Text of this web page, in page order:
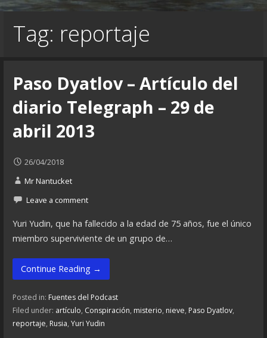
Tag: reportaje
Paso Dyatlov – Artículo del
diario Telegraph – 29 de
abril 2013
26/04/2018
Mr Nantucket
Leave a comment
Yuri Yudin, que ha fallecido a la edad de 75 años, fue el único
miembro superviviente de un grupo de…
Continue Reading →
Posted in: Fuentes del Podcast
Filed under: artículo, Conspiración, misterio, nieve, Paso Dyatlov,
reportaje, Rusia, Yuri Yudin